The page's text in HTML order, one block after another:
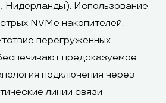
Нидерланды). Использование
NVMe накопителей.
перегруженных
предсказуемое
подключения через
линии связи